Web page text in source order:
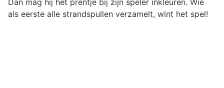
als eerste alle strandspullen verzamelt, wint het spel!